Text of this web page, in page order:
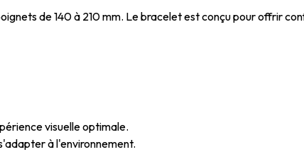
de 140 à 210 mm. Le bracelet est conçu pour offrir
visuelle optimale.
à l'environnement.